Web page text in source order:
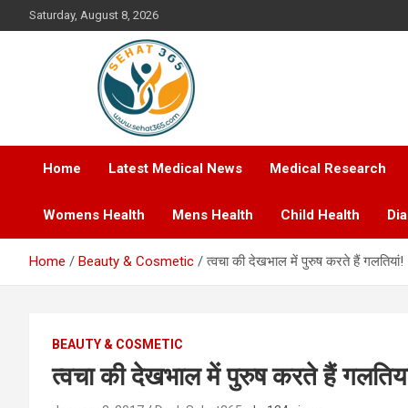
to
Saturday, August 8, 2026
Sehat365
Your's Complete Health Guide
Home
Latest Medical News Medical Research
Womens Health Mens Health Child Health
Home Beauty & Cosmetic त्वचा की देखभाल में पुरुष करते हैं गलतियां!
BEAUTY & COSMETIC
त्वचा की देखभाल में पुरुष करते हैं